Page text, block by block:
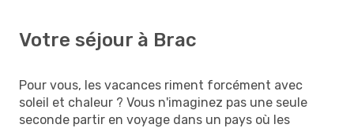
Votre séjour à Brac
Pour vous, les vacances riment forcément avec
soleil et chaleur ? Vous n'imaginez pas une seule
seconde partir en voyage dans un pays où les